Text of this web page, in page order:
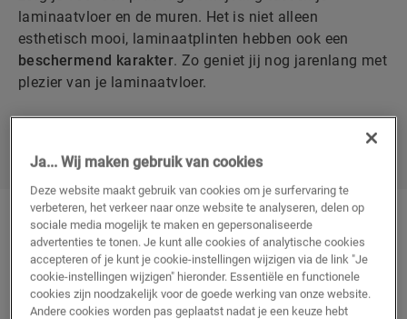
laminaatvloer en de muren. Het is niet alleen
esthetisch mooi, laminaatplinten hebben ook een
beschermend karakter. Zo geniet jij nog jarenlang met
plezier van je laminaatvloer.
Plinten in bijpassende kleur
Ja... Wij maken gebruik van cookies
Deze website maakt gebruik van cookies om je surfervaring te
verbeteren, het verkeer naar onze website te analyseren, delen op
sociale media mogelijk te maken en gepersonaliseerde
advertenties te tonen. Je kunt alle cookies of analytische cookies
accepteren of je kunt je cookie-instellingen wijzigen via de link "Je
cookie-instellingen wijzigen" hieronder. Essentiële en functionele
cookies zijn noodzakelijk voor de goede werking van onze website.
Andere cookies worden pas geplaatst nadat je een keuze hebt